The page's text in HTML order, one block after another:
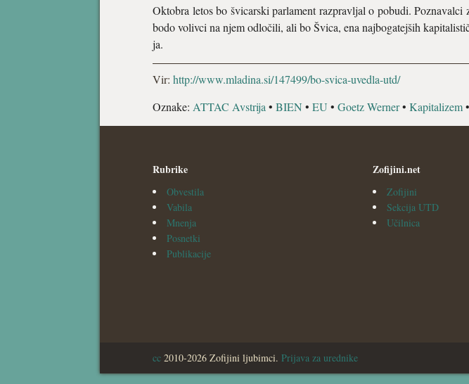
Oktobra letos bo švicarski parlament razpravljal o pobudi.
bodo volivci na njem odločili, ali bo Švica, ena najbogatejših
ja.
Vir: http://www.mladina.si/147499/bo-svica-uvedla-utd/
Oznake: ATTAC Avstrija • BIEN • EU • Goetz Werner• Kapitalizem•
Rubrike
Obvestila
Vabila
Mnenja
Posnetki
Publikacije
Zofijini.net
Zofijini
Sekcija UTD
Učilnica
cc 2010-2026 Zofijini ljubimci. Prijava za urednike